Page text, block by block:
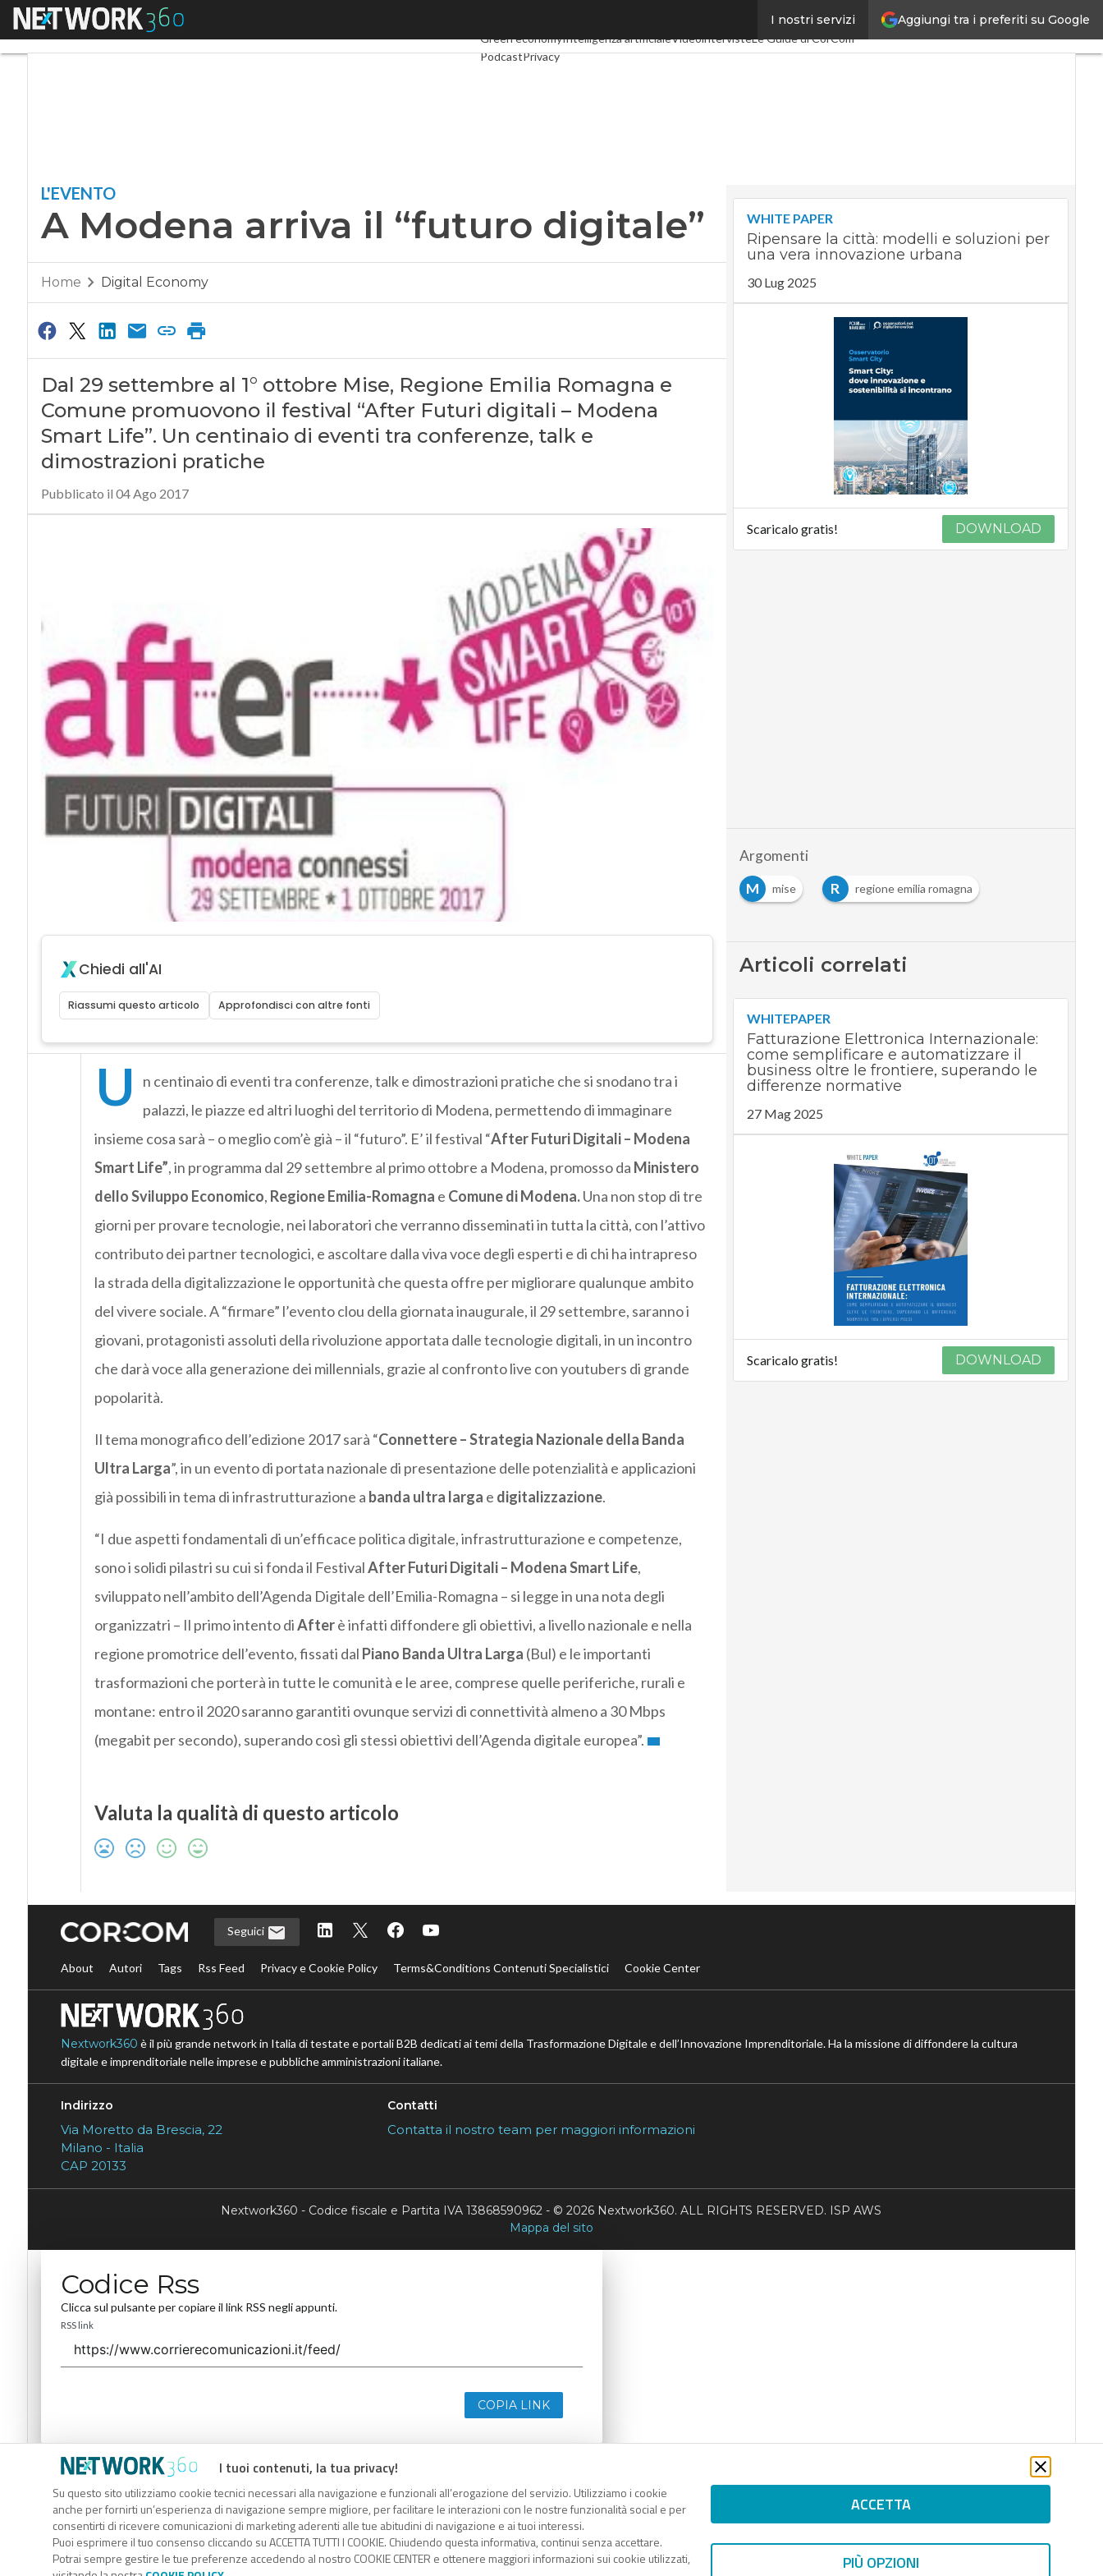
Aggiungi tra i preferiti su Google
I nostri servizi
Menu SpacEconomyPA Digitale
Green economyIntelligenza artificialeVideointervisteLe Guide di CorCom
PodcastPrivacy
L'EVENTO
A Modena arriva il “futuro digitale”
Home Digital Economy
Dal 29 settembre al 1° ottobre Mise, Regione Emilia Romagna e
Comune promuovono il festival “After Futuri digitali – Modena
Smart Life”. Un centinaio di eventi tra conferenze, talk e
dimostrazioni pratiche
Pubblicato il 04 Ago 2017
Chiedi all'AI
Riassumi questo articolo Approfondisci con altre fonti
U
n centinaio di eventi tra conferenze, talk e dimostrazioni pratiche che si snodano tra i
palazzi, le piazze ed altri luoghi del territorio di Modena, permettendo di immaginare
insieme cosa sarà – o meglio com’è già – il “futuro”. E’ il festival “After Futuri Digitali – Modena
Smart Life”, in programma dal 29 settembre al primo ottobre a Modena, promosso da Ministero
dello Sviluppo Economico, Regione Emilia-Romagna e Comune di Modena.Una non stop di tre
giorni per provare tecnologie, nei laboratori che verranno disseminati in tutta la città, con l’attivo
contributo dei partner tecnologici, e ascoltare dalla viva voce degli esperti e di chi ha intrapreso
la strada della digitalizzazione le opportunità che questa offre per migliorare qualunque ambito
del vivere sociale. A “firmare” l’evento clou della giornata inaugurale, il 29 settembre, saranno i
giovani, protagonisti assoluti della rivoluzione apportata dalle tecnologie digitali, in un incontro
che darà voce alla generazione dei millennials, grazie al confronto live con youtubers di grande
popolarità.
Il tema monografico dell’edizione 2017 sarà “Connettere – Strategia Nazionale della Banda
Ultra Larga”, in un evento di portata nazionale di presentazione delle potenzialità e applicazioni
già possibili in tema di infrastrutturazione a banda ultra larga e digitalizzazione.
“I due aspetti fondamentali di un’efficace politica digitale, infrastrutturazione e competenze,
sono i solidi pilastri su cui si fonda il FestivalAfter Futuri Digitali – Modena Smart Life,
sviluppato nell’ambito dell’Agenda Digitale dell’Emilia-Romagna – si legge in una nota degli
organizzatri – Il primo intento diAfterè infatti diffondere gli obiettivi, a livello nazionale e nella
regione promotrice dell’evento, fissati dal Piano Banda Ultra Larga (Bul) e le importanti
trasformazioni che porterà in tutte le comunità e le aree, comprese quelle periferiche, rurali e
montane: entro il 2020 saranno garantiti ovunque servizi di connettività almeno a 30 Mbps
(megabit per secondo), superando così gli stessi obiettivi dell’Agenda digitale europea”.
Valuta la qualità di questo articolo
WHITE PAPER
Ripensare la città: modelli e soluzioni per
una vera innovazione urbana
30 Lug 2025
Scaricalo gratis! DOWNLOAD
Argomenti
M
mise R regione emilia romagna
Articoli correlati
WHITEPAPER
Fatturazione Elettronica Internazionale:
come semplificare e automatizzare il
business oltre le frontiere, superando le
differenze normative
27 Mag 2025
Scaricalo gratis! DOWNLOAD
I tuoi contenuti, la tua privacy!
Su questo sito utilizziamo cookie tecnici necessari alla navigazione e funzionali all’erogazione del servizio. Utilizziamo i cookie
anche per fornirti un’esperienza di navigazione sempre migliore, per facilitare le interazioni con le nostre funzionalità social e per
consentirti di ricevere comunicazioni di marketing aderenti alle tue abitudini di navigazione e ai tuoi interessi.
Puoi esprimere il tuo consenso cliccando su ACCETTA TUTTI I COOKIE. Chiudendo questa informativa, continui senza accettare.
Potrai sempre gestire le tue preferenze accedendo al nostro COOKIE CENTER e ottenere maggiori informazioni sui cookie utilizzati,
ACCETTA
PIÙ OPZIONI
Seguici
About Autori Tags Rss Feed Privacy e Cookie Policy Terms&Conditions Contenuti Specialistici Cookie Center
Nextwork360 è il più grande network in Italia di testate e portali B2B dedicati ai temi della Trasformazione Digitale e dell’Innovazione Imprenditoriale. Ha la missione di diffondere la cultura
digitale e imprenditoriale nelle imprese e pubbliche amministrazioni italiane.
Indirizzo
Via Moretto da Brescia, 22
Milano - Italia
CAP 20133
Contatti
Contatta il nostro team per maggiori informazioni
Nextwork360 - Codice fiscale e Partita IVA 13868590962 - © 2026 Nextwork360. ALL RIGHTS RESERVED. ISP AWS
Mappa del sito
Codice Rss
Clicca sul pulsante per copiare il link RSS negli appunti.
RSS link
COPIA LINK
Codice Rss
Clicca sul pulsante per copiare il link RSS negli appunti.
RSS link